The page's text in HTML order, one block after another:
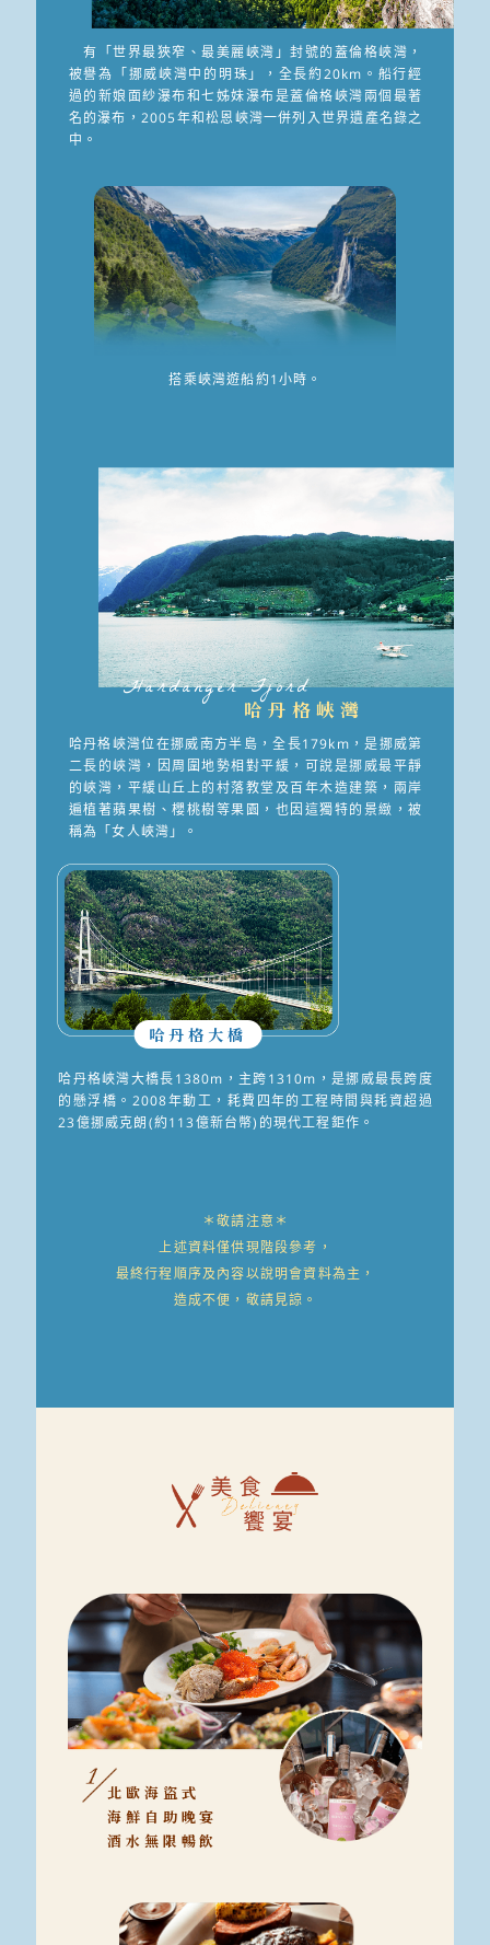
有「世界最狹窄、最美麗峽灣」封號的蓋倫格峽灣，
被譽為「挪威峽灣中的明珠」，全長約20km。船行經
過的新娘面紗瀑布和七姊妹瀑布是蓋倫格峽灣兩個最著
名的瀑布，2005年和松恩峽灣一併列入世界遺產名錄之
中。
搭乘峽灣遊船約1小時。
哈丹格峽灣
Hardanger Fjord
哈丹格峽灣位在挪威南方半島，全長179km，是挪威第
二長的峽灣，因周圍地勢相對平緩，可說是挪威最平靜
的峽灣，平緩山丘上的村落教堂及百年木造建築，兩岸
遍植著蘋果樹、櫻桃樹等果園，也因這獨特的景緻，被
稱為「女人峽灣」。
哈丹格大橋
哈丹格峽灣大橋長1380m，主跨1310m，是挪威最長跨度
的懸浮橋。2008年動工，耗費四年的工程時間與耗資超過
23億挪威克朗(約113億新台幣)的現代工程鉅作。
＊敬請注意＊
上述資料僅供現階段參考，
最終行程順序及內容以說明會資料為主，
造成不便，敬請見諒。
北歐海盜式
海鮮自助晚宴
酒水無限暢飲